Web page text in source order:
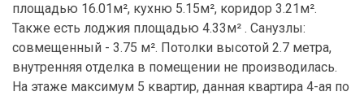
площадью 16.01м², кухню 5.15м², коридор 3.21м².
Также есть лоджия площадью 4.33м² . Санузлы:
совмещенный - 3.75 м². Потолки высотой 2.7 метра,
внутренняя отделка в помещении не производилась.
На этаже максимум 5 квартир, данная квартира 4-ая по